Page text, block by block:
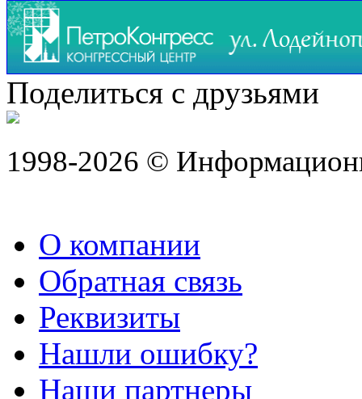
Поделиться с друзьями
1998-2026 ©
О компании
Обратная связь
Реквизиты
Нашли ошибку?
Наши партнеры